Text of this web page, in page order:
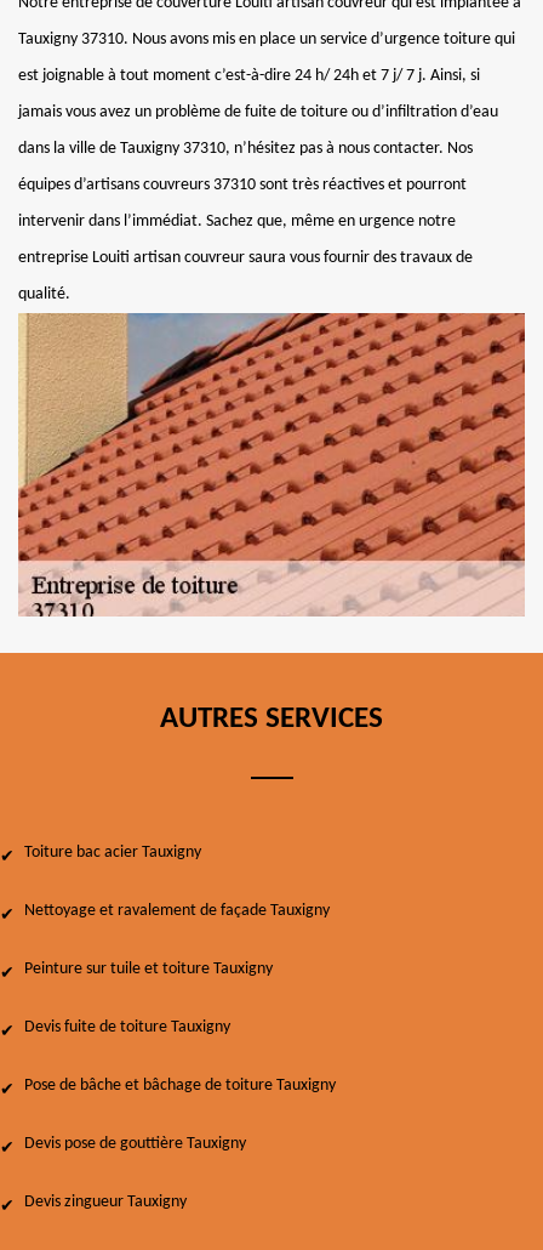
Tauxigny 37310. Nous avons mis en place un service d’urgence toiture qui
est joignable à tout moment c’est-à-dire 24 h/ 24h et 7 j/ 7 j. Ainsi, si
jamais vous avez un problème de fuite de toiture ou d’infiltration d’eau
dans la ville de Tauxigny 37310, n’hésitez pas à nous contacter. Nos
équipes d’artisans couvreurs 37310 sont très réactives et pourront
intervenir dans l’immédiat. Sachez que, même en urgence notre
entreprise Louiti artisan couvreur saura vous fournir des travaux de
qualité.
AUTRES SERVICES
Toiture bac acier Tauxigny
Nettoyage et ravalement de façade Tauxigny
Peinture sur tuile et toiture Tauxigny
Devis fuite de toiture Tauxigny
Pose de bâche et bâchage de toiture Tauxigny
Devis pose de gouttière Tauxigny
Devis zingueur Tauxigny